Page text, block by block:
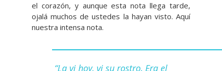
el corazón, y aunque esta nota llega tarde,
ojalá muchos de ustedes la hayan visto. Aquí
nuestra intensa nota.
“La vi hoy, vi su rostro, Era el